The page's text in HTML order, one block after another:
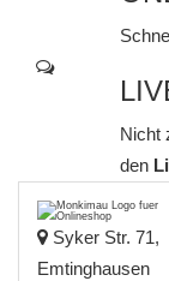
Nicht
den
Syker Str. 71,
Emtinghausen